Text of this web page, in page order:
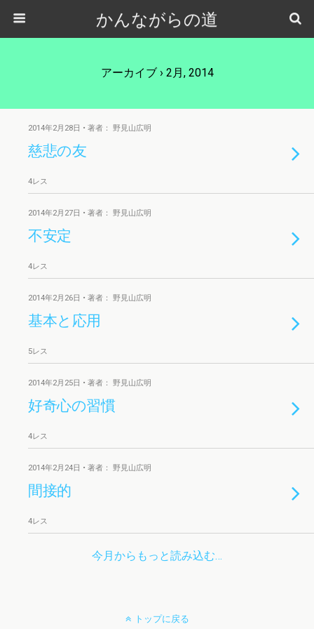
かんながらの道
アーカイブ › 2月, 2014
2014年2月28日 • 著者： 野見山広明
慈悲の友
4レス
2014年2月27日 • 著者： 野見山広明
不安定
4レス
2014年2月26日 • 著者： 野見山広明
基本と応用
5レス
2014年2月25日 • 著者： 野見山広明
好奇心の習慣
4レス
2014年2月24日 • 著者： 野見山広明
間接的
4レス
今月からもっと読み込む…
トップに戻る